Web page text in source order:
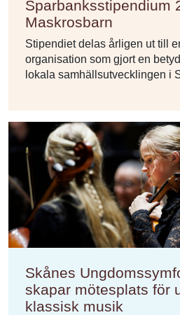
Sparbanksstipendium
Maskrosbarn
Stipendiet delas årligen ut till
organisation som gjort en
lokala samhällsutvecklingen i
Skånes
skapar mötesplats för
klassisk musik